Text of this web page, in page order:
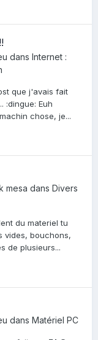
dans Internet :
que j'avais fait
:dingue: Euh
chose, je...
mesa dans Divers
du materiel tu
vides, bouchons,
de plusieurs...
dans Matériel PC